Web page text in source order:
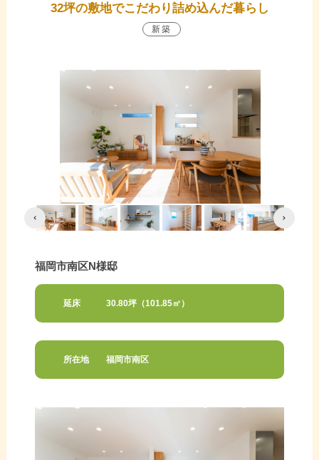
32坪の敷地でこだわり詰め込んだ暮らし
新築
福岡市南区N様邸
延床 30.80坪（101.85㎡）
所在地 福岡市南区